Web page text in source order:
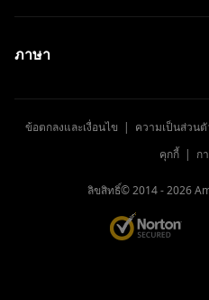
ภาษา
ข้อตกลงและเงื่อนไข | ความเป็นส่วนตั
คุกกี้| ก
ลิขสิทธิ์© 2014 -2026